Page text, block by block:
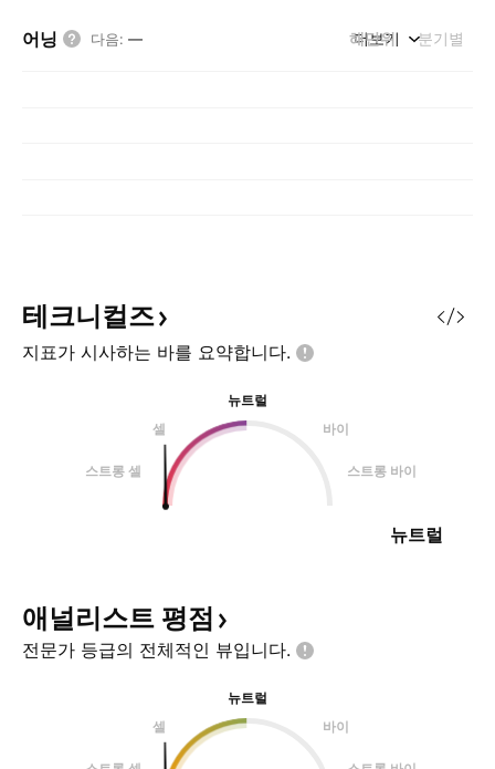
어닝 다음: — 해단위 분기별
더보기
테크니컬즈
지표가 시사하는 바를 요약합니다.
뉴트럴
셀
바이
스트롱 셀 스트롱 바이
뉴트럴
애널리스트 평점
전문가 등급의 전체적인 뷰입니다.
뉴트럴
셀
바이